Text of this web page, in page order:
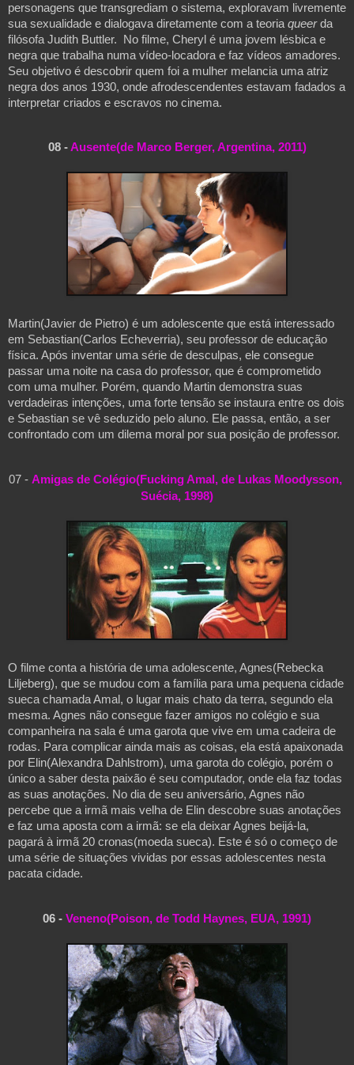
personagens que transgrediam o sistema, exploravam livremente
sua sexualidade e dialogava diretamente com a teoria queer da
filósofa Judith Buttler.  No filme, Cheryl é uma jovem lésbica e
negra que trabalha numa vídeo-locadora e faz vídeos amadores.
Seu objetivo é descobrir quem foi a mulher melancia uma atriz
negra dos anos 1930, onde afrodescendentes estavam fadados a
interpretar criados e escravos no cinema.
08 - Ausente(de Marco Berger, Argentina, 2011)
Martin(Javier de Pietro) é um adolescente que está interessado
em Sebastian(Carlos Echeverria), seu professor de educação
física. Após inventar uma série de desculpas, ele consegue
passar uma noite na casa do professor, que é comprometido
com uma mulher. Porém, quando Martin demonstra suas
verdadeiras intenções, uma forte tensão se instaura entre os dois
e Sebastian se vê seduzido pelo aluno. Ele passa, então, a ser
confrontado com um dilema moral por sua posição de professor.
07 - Amigas de Colégio(Fucking Amal, de Lukas Moodysson,
Suécia, 1998)
O filme conta a história de uma adolescente, Agnes(Rebecka
Liljeberg), que se mudou com a família para uma pequena cidade
sueca chamada Amal, o lugar mais chato da terra, segundo ela
mesma. Agnes não consegue fazer amigos no colégio e sua
companheira na sala é uma garota que vive em uma cadeira de
rodas. Para complicar ainda mais as coisas, ela está apaixonada
por Elin(Alexandra Dahlstrom), uma garota do colégio, porém o
único a saber desta paixão é seu computador, onde ela faz todas
as suas anotações. No dia de seu aniversário, Agnes não
percebe que a irmã mais velha de Elin descobre suas anotações
e faz uma aposta com a irmã: se ela deixar Agnes beijá-la,
pagará à irmã 20 cronas(moeda sueca). Este é só o começo de
uma série de situações vividas por essas adolescentes nesta
pacata cidade.
06 - Veneno(Poison, de Todd Haynes, EUA, 1991)